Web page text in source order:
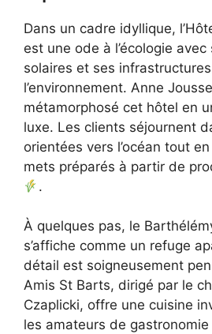
Dans un cadre idyllique,
est une ode à l’écologie
solaires et ses
l’environnement. Anne
métamorphosé cet hôtel en
luxe. Les clients séjournent
orientées vers l’océan tout
mets préparés à partir de
.
À quelques pas, le
s’affiche comme un refuge
détail est soigneusement
Amis St Barts, dirigé par le
Czaplicki, offre une cuisine
les amateurs de